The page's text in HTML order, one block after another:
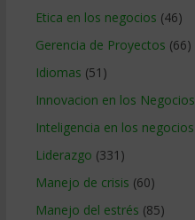
Etica en los negocios (46)
Gerencia de Proyectos (66)
Idiomas (51)
Innovacion en los Negocios
Inteligencia en los negocios
Liderazgo (331)
Manejo de crisis (60)
Manejo del estrés (85)